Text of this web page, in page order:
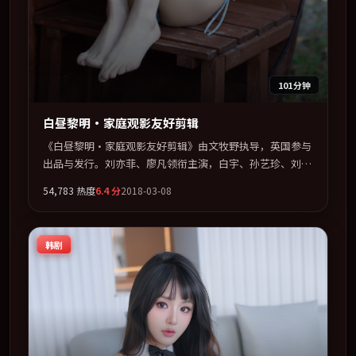
101分钟
白昼黎明·家庭观影友好剪辑
《白昼黎明·家庭观影友好剪辑》由文牧野执导，英国参与
出品与发行。刘亦菲、廖凡领衔主演，白宇、孙艺珍、刘德
片以「奇幻」类型为骨架，在叙事、表演与视听上力求统
2018 年度话题片中口碑稳健，适合喜欢强情节与人物弧光
的观众完整观看。
54,783 热度6.4分2018-03-08
韩剧